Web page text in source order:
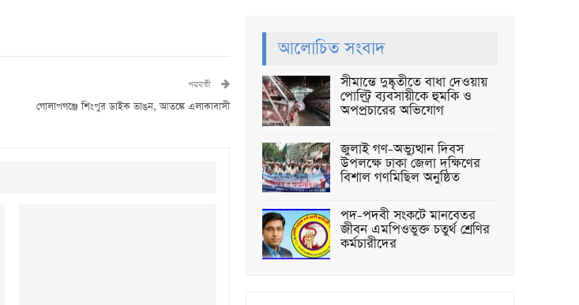
পরবর্তী
গোলাপগঞ্জে শিংপুর ডাইক ভাঙন, আতঙ্কে এলাকাবাসী
আলোচিত সংবাদ
সীমান্তে দুষ্কৃতীতে বাধা দেওয়ায়
পোল্ট্রি ব্যবসায়ীকে হুমকি ও
অপপ্রচারের অভিযোগ
জুলাই গণ-অভ্যুত্থান দিবস
উপলক্ষে ঢাকা জেলা দক্ষিণের
বিশাল গণমিছিল অনুষ্ঠিত
পদ-পদবী সংকটে মানবেতর
জীবন এমপিওভুক্ত চতুর্থ শ্রেণির
কর্মচারীদের